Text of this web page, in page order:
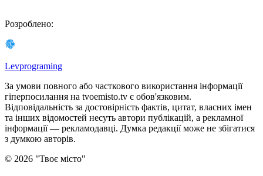
Розроблено:
Levprograming
За умови повного або часткового використання iнформацiї
гіперпосилання на tvoemisto.tv є обов'язковим.
Відповідальність за достовірність фактів, цитат, власних імен
та інших відомостей несуть автори публікацій, а рекламної
інформації — рекламодавці. Думка редакцiї може не збiгатися
з думкою авторiв.
© 2026 "Твоє місто"